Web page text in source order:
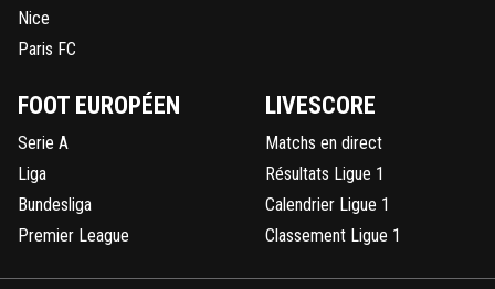
Nice
Paris FC
FOOT EUROPÉEN
Serie A
Liga
Bundesliga
Premier League
LIVESCORE
Matchs en direct
Résultats Ligue 1
Calendrier Ligue 1
Classement Ligue 1